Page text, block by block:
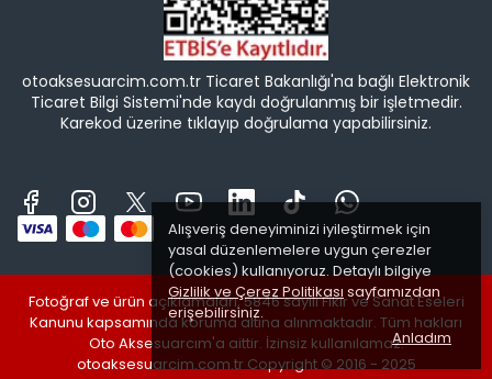
Alışveriş deneyiminizi iyileştirmek için
yasal düzenlemelere uygun çerezler
(cookies) kullanıyoruz. Detaylı bilgiye
Gizlilik ve Çerez Politikası sayfamızdan
erişebilirsiniz.
Anladım
otoaksesuarcim.com.tr Ticaret Bakanlığı'na bağlı Elektronik
Ticaret Bilgi Sistemi'nde kaydı doğrulanmış bir işletmedir.
Karekod üzerine tıklayıp doğrulama yapabilirsiniz.
Fotoğraf ve ürün açıklamaları, 5846 sayılı Fikir ve Sanat Eseleri
Kanunu kapsamında koruma altına alınmaktadır. Tüm hakları
Oto Aksesuarcım'a aittir. İzinsiz kullanılamaz.
otoaksesuarcim.com.tr Copyright © 2016 - 2025